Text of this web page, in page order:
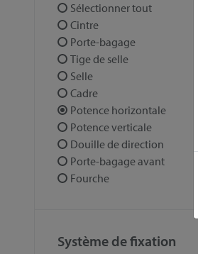
Sélectionner tout
Cintre
Porte-bagage
Tige de selle
Selle
Cadre
Potence horizontale
Potence verticale
Douille de direction
Porte-bagage avant
Fourche
Système de fixation